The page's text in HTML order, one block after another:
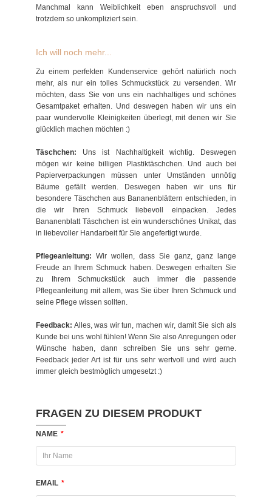
FRAGEN ZU DIESEM PRODUKT
NAME *
EMAIL *
Manchmal kann Weiblichkeit eben anspruchsvoll und
trotzdem so unkompliziert sein.
Ich will noch mehr...
Zu einem perfekten Kundenservice gehört natürlich noch
mehr, als nur ein tolles Schmuckstück zu versenden. Wir
möchten, dass Sie von uns ein nachhaltiges und schönes
Gesamtpaket erhalten. Und deswegen haben wir uns ein
paar wundervolle Kleinigkeiten überlegt, mit denen wir Sie
glücklich machen möchten :)
Täschchen: Uns ist Nachhaltigkeit wichtig. Deswegen
mögen wir keine billigen Plastiktäschchen. Und auch bei
Papierverpackungen müssen unter Umständen unnötig
Bäume gefällt werden. Deswegen haben wir uns für
besondere Täschchen aus Bananenblättern entschieden, in
die wir Ihren Schmuck liebevoll einpacken. Jedes
Bananenblatt Täschchen ist ein wunderschönes Unikat, das
in liebevoller Handarbeit für Sie angefertigt wurde.
Pflegeanleitung: Wir wollen, dass Sie ganz, ganz lange
Freude an Ihrem Schmuck haben. Deswegen erhalten Sie
zu Ihrem Schmuckstück auch immer die passende
Pflegeanleitung mit allem, was Sie über Ihren Schmuck und
seine Pflege wissen sollten.
Feedback: Alles, was wir tun, machen wir, damit Sie sich als
Kunde bei uns wohl fühlen! Wenn Sie also Anregungen oder
Wünsche haben, dann schreiben Sie uns sehr gerne.
Feedback jeder Art ist für uns sehr wertvoll und wird auch
immer gleich bestmöglich umgesetzt :)